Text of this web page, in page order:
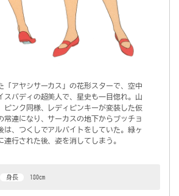
「アヤシサーカス」の花形スターで、空中
スバディの超美人で、星史も一目惚れ。山
ピンク同様、レディピンキーが変装した仮
常連になり、サーカスの地下からブッチョ
は、つくしでアルバイトをしていた。緑ヶ
連行された後、姿を消してしまう。
身長 180cm